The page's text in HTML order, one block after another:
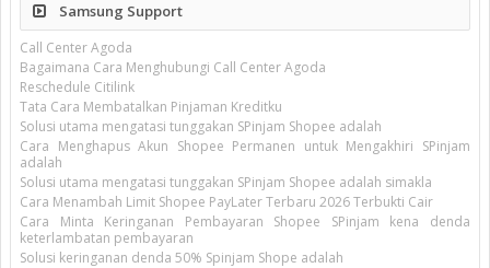
Samsung Support
Call Center Agoda
Bagaimana Cara Menghubungi Call Center Agoda
Reschedule Citilink
Tata Cara Membatalkan Pinjaman Kreditku
Solusi utama mengatasi tunggakan SPinjam Shopee adalah
Cara Menghapus Akun Shopee Permanen untuk Mengakhiri SPinjam
adalah
Solusi utama mengatasi tunggakan SPinjam Shopee adalah simakla
Cara Menambah Limit Shopee PayLater Terbaru 2026 Terbukti Cair
Cara Minta Keringanan Pembayaran Shopee SPinjam kena denda
keterlambatan pembayaran
Solusi keringanan denda 50% Spinjam Shope adalah